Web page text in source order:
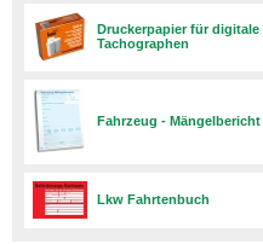
Druckerpapier für digitale
Tachographen
Fahrzeug - Mängelbericht
Lkw Fahrtenbuch